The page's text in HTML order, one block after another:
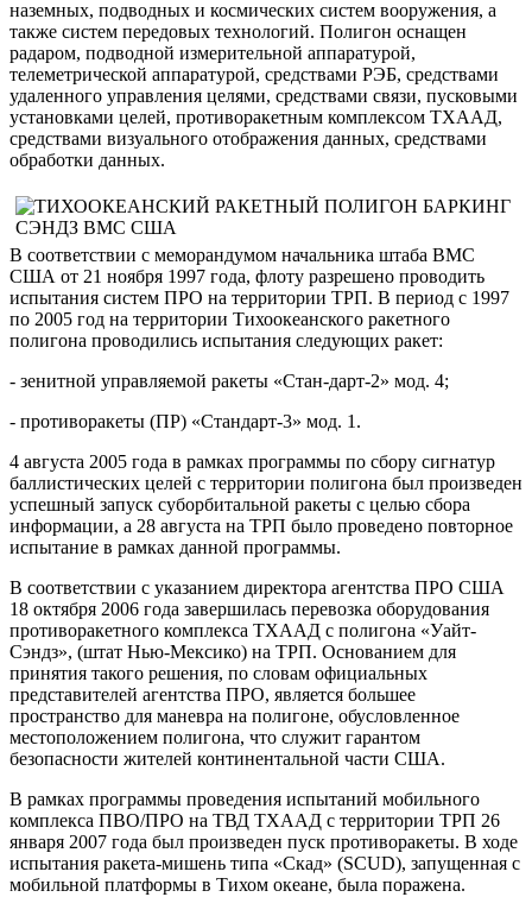
наземных, подводных и космических систем вооружения, а
также систем передовых технологий. Полигон оснащен
радаром, подводной измерительной аппаратурой,
телеметрической аппаратурой, средствами РЭБ, средствами
удаленного управления целями, средствами связи, пусковыми
установками целей, противоракетным комплексом ТХААД,
средствами визуального отображения данных, средствами
обработки данных.
В соответствии с меморандумом начальника штаба ВМС
США от 21 ноября 1997 года, флоту разрешено проводить
испытания систем ПРО на территории ТРП. В период с 1997
по 2005 год на территории Тихоокеанского ракетного
полигона проводились испытания следующих ракет:
- зенитной управляемой ракеты «Стан-дарт-2» мод. 4;
- противоракеты (ПР) «Стандарт-3» мод. 1.
4 августа 2005 года в рамках программы по сбору сигнатур
баллистических целей с территории полигона был произведен
успешный запуск суборбитальной ракеты с целью сбора
информации, а 28 августа на ТРП было проведено повторное
испытание в рамках данной программы.
В соответствии с указанием директора агентства ПРО США
18 октября 2006 года завершилась перевозка оборудования
противоракетного комплекса ТХААД с полигона «Уайт-
Сэндз», (штат Нью-Мексико) на ТРП. Основанием для
принятия такого решения, по словам официальных
представителей агентства ПРО, является большее
пространство для маневра на полигоне, обусловленное
местоположением полигона, что служит гарантом
безопасности жителей континентальной части США.
В рамках программы проведения испытаний мобильного
комплекса ПВО/ПРО на ТВД ТХААД с территории ТРП 26
января 2007 года был произведен пуск противоракеты. В ходе
испытания ракета-мишень типа «Скад» (SCUD), запущенная с
мобильной платформы в Тихом океане, была поражена.